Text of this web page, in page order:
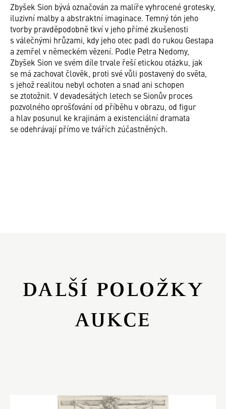
Zbyšek Sion bývá označován za malíře vyhrocené grotesky,
iluzivní malby a abstraktní imaginace. Temný tón jeho
tvorby pravděpodobně tkví v jeho přímé zkušenosti
s válečnými hrůzami, kdy jeho otec padl do rukou Gestapa
a zemřel v německém vězení. Podle Petra Nedomy,
Zbyšek Sion ve svém díle trvale řeší etickou otázku, jak
se má zachovat člověk, proti své vůli postavený do světa,
s jehož realitou nebyl ochoten a snad ani schopen
se ztotožnit. V devadesátých letech se Sionův proces
pozvolného oprošťování od příběhu v obrazu, od figur
a hlav posunul ke krajinám a existenciální dramata
se odehrávají přímo ve tvářích zúčastněných.
DALŠÍ POLOŽKY
AUKCE